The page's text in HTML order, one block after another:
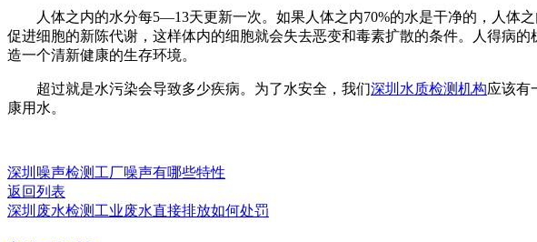
人体之内的水分每5—13天更新一次。如果人体之内70%的水是干净的，人体之
促进细胞的新陈代谢，这样体内的细胞就会失去恶变和毒素扩散的条件。人得病
造一个清新健康的生存环境。
超过就是水污染会导致多少疾病。为了水安全，我们深圳水质检测机构应该有
康用水。
深圳噪声检测工厂噪声有哪些特性
返回列表
深圳废水检测工业废水直接排放如何处罚